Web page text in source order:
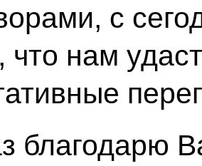
с
что нам
благодарю